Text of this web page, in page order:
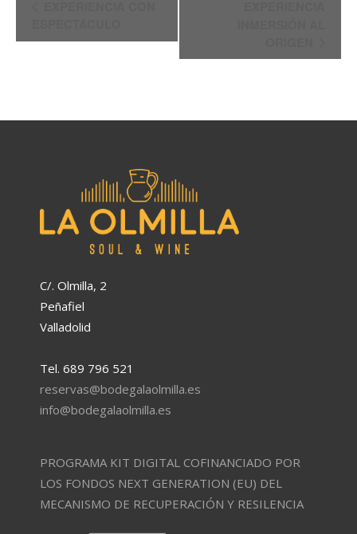
Evento
C/. Olmilla, 2
Peñafiel
Valladolid
Tel. 689 796 521
reservas@bodegalaolmilla.es
info@bodegalaolmilla.es
PROGRAMA KIT DIGITAL COFINANCIADO POR
LOS FONDOS NEXT GENERATION (EU) DEL
MECANISMO DE RECUPERACIÓN Y RESILENCIA